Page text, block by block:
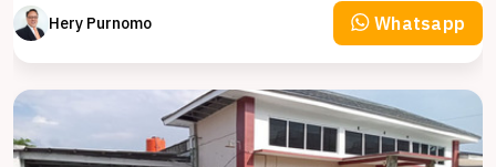
Hery Purnomo Whatsapp